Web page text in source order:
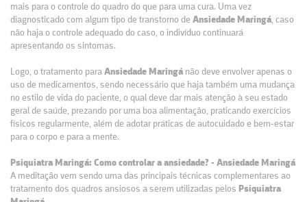
mais para o controle do quadro do que para uma cura. Uma vez
diagnosticado com algum tipo de transtorno de Ansiedade Maringá, caso
não haja o controle adequado do caso, o indivíduo continuará
apresentando os sintomas.
Logo, o tratamento para Ansiedade Maringá não deve envolver apenas o
uso de medicamentos, sendo necessário que haja também uma mudança
no estilo de vida do paciente, o qual deve dar mais atenção à seu estado
geral de saúde, prezando por uma boa alimentação, praticando exercícios
físicos regularmente, além de adotar práticas de autocuidado e bem-estar
para o corpo e para a mente.
Psiquiatra Maringá: Como controlar a ansiedade? - Ansiedade Maringá
A meditação vem sendo uma das principais técnicas complementares ao
tratamento dos quadros ansiosos a serem utilizadas pelos Psiquiatra